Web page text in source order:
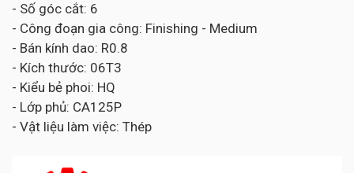
- Số góc cắt: 6
- Công đoạn gia công: Finishing - Medium
- Bán kính dao: R0.8
- Kích thước: 06T3
- Kiểu bẻ phoi: HQ
- Lớp phủ: CA125P
- Vật liệu làm việc: Thép